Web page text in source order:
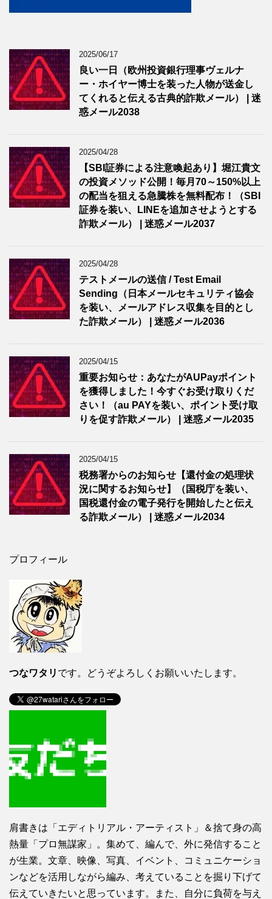
2025/06/17
良い一日（欧州投資銀行理事ヴェルナ
ー・ホイヤー博士を装った人物が送金し
てくれると伝える古典的詐欺メール） | 迷
惑メール2038
2025/04/28
【SBI証券による注意喚起あり】堀江貴文
の投資メソッド公開！毎月70～150%以上
の配当を狙える急騰株を無料配布！（SBI
証券を装い、LINEを追加させようとする
詐欺メール） | 迷惑メール2037
2025/04/28
テストメールの送信 / Test Email
Sending（日本メールセキュリティ協会
を装い、メールアドレス収集を目的とし
た詐欺メール） | 迷惑メール2036
2025/04/15
重要お知らせ：あなたがAUPayポイント
を獲得しました！今すぐお受け取りくだ
さい！（au PAYを装い、ポイント受け取
りを促す詐欺メール） | 迷惑メール2035
2025/04/15
税務署からのお知らせ【還付金の処理状
況に関するお知らせ】（国税庁を装い、
国税還付金の電子発行を開始したと伝え
る詐欺メール） | 迷惑メール2034
プロフィール
つなワタリ です。どうぞよろしくお願いいたします。
肩書きは「エディトリアル・アーティスト」＆捨て身の高
熱量「プロ無謀家」。集めて、編んで、外に発信すること
が生業。文章、映像、写真、イベント、コミュニケーショ
ンなどを活用しながら編み、考えていることを掘り下げて
伝えていきたいと思っています。また、自分に負荷を与え